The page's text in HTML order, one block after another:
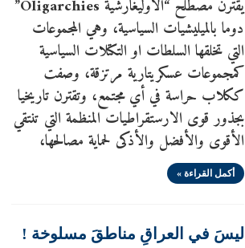
يقترن مصطلح “الاوليغارشية Oligarchies”
دوما بالميليشيات السياسية، وهي المجموعات
التي تخلقها السلطات او التكتلات السياسية
كمجموعات عسكريتارية مرتزقة، وصفت
ككلاب حراسة في أي مجتمع، وتقترن تاريخيا
بجذور قوى الارستقراطيات المنظمة التي تنتقي
الأقوى والأفضل والأذكى لحماية مصالحها،
أكمل القراءة »
ليسَ في العراقِ مناطقَ مسلوخة !